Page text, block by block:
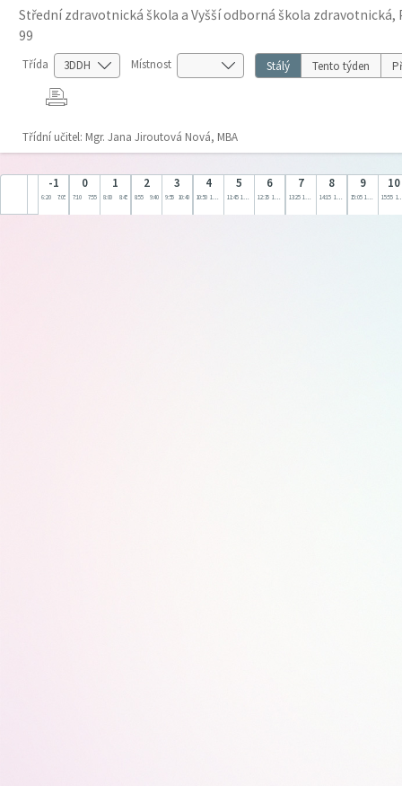
Střední zdravotnická škola a Vyšší odborná škola zdravotnická,
99
Třída Místnost Stálý Tento týden
Třídní učitel: Mgr. Jana Jiroutová Nová, MBA
-1
6:20 7:05
0
7:10 7:55
1
8:00 8:45
2
8:55 9:40
3
9:55 10:40
4
10:50 11:35
5
11:45 12:30
6
12:35 13:20
7
13:25 14:10
8
14:15 15:00
9
15:05 15:50
10
15:55